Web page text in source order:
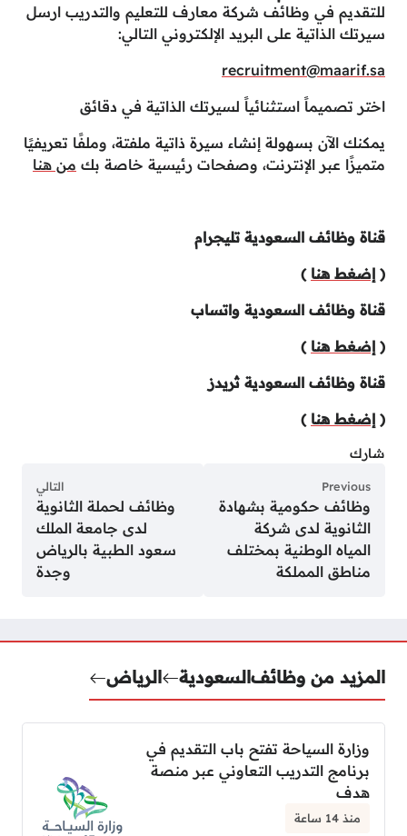
للتقديم في وظائف شركة معارف للتعليم والتدريب ارسل
سيرتك الذاتية على البريد الإلكتروني التالي:
recruitment@maarif.sa
اختر تصميماً استثنائياً لسيرتك الذاتية في دقائق
يمكنك الآن بسهولة إنشاء سيرة ذاتية ملفتة، وملفًا تعريفيًا
متميزًا عبر الإنترنت، وصفحات رئيسية خاصة بك من هنا
قناة وظائف السعودية تليجرام
( إضغط هنا )
قناة وظائف السعودية واتساب
( إضغط هنا )
قناة وظائف السعودية ثريدز
( إضغط هنا )
شارك
Previous
وظائف حكومية بشهادة
الثانوية لدى شركة
المياه الوطنية بمختلف
مناطق المملكة
التالي
وظائف لحملة الثانوية
لدى جامعة الملك
سعود الطبية بالرياض
وجدة
المزيد من وظائفالسعودية الرياض
وزارة السياحة تفتح باب التقديم في
برنامج التدريب التعاوني عبر منصة
هدف
منذ 14 ساعة